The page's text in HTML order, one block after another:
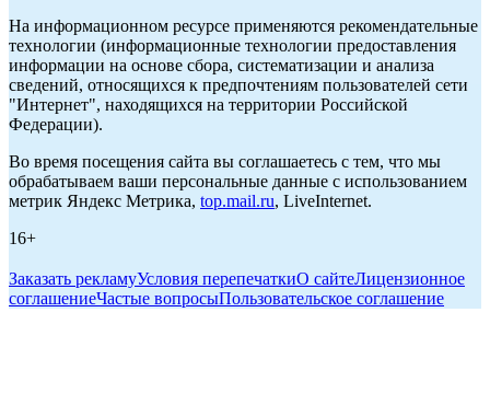
На информационном ресурсе применяются рекомендательные
технологии (информационные технологии предоставления
информации на основе сбора, систематизации и анализа
сведений, относящихся к предпочтениям пользователей сети
"Интернет", находящихся на территории Российской
Федерации).
Во время посещения сайта вы соглашаетесь с тем, что мы
обрабатываем ваши персональные данные с использованием
метрик Яндекс Метрика, top.mail.ru, LiveInternet.
16+
Заказать рекламуУсловия перепечаткиО сайтеЛицензионное
соглашениеЧастые вопросыПользовательское соглашение